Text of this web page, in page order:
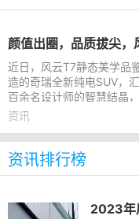
颜值出圈，品质拔尖
近日，风云T7静态美学品
造的奇瑞全新纯电SUV，
百余名设计师的智慧结晶
电SUV。品鉴会上，风云
资讯
资讯排行榜